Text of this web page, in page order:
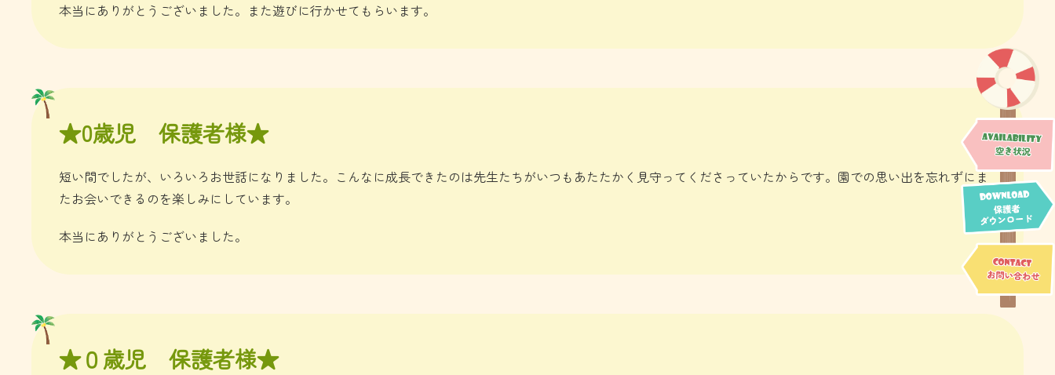
本当にありがとうございました。また遊びに行かせてもらいます。
★0歳児 保護者様★
​短い間でしたが、いろいろお世話になりました。こんなに成長できたのは先生たちがいつもあたたかく見守ってくださっていたからです。園での思い出を忘れずにま
たお会いできるのを楽しみにしています。
​本当にありがとうございました。
★０歳児 保護者様★